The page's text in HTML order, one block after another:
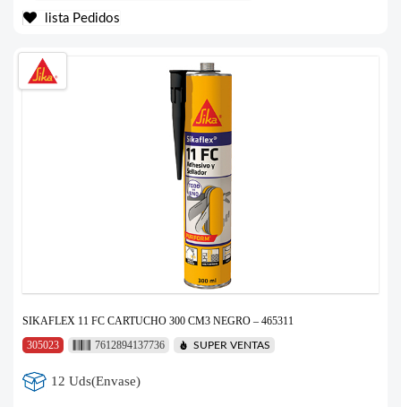
lista Pedidos
SIKAFLEX 11 FC CARTUCHO 300 CM3 NEGRO – 465311
305023
7612894137736 SUPER VENTAS
12 Uds(Envase)